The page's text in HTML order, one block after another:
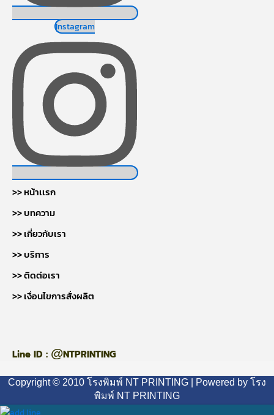
Instagram
>> หน้าเเรก
>> บทความ
>> เกี่ยวกับเรา
>> บริการ
>> ติดต่อเรา
>> เงื่อนไขการสั่งผลิต
Line ID : @NTPRINTING
Copyright © 2010 โรงพิมพ์ NT PRINTING | Powered by โรง
พิมพ์ NT PRINTING